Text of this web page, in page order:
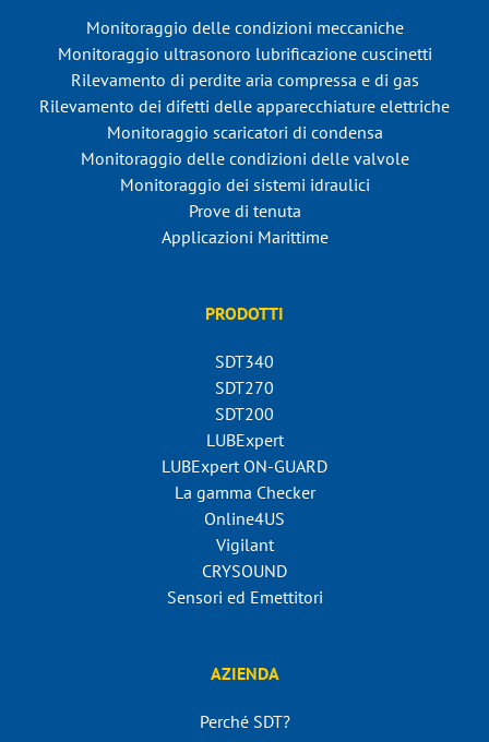
Monitoraggio delle condizioni meccaniche
Monitoraggio ultrasonoro lubrificazione cuscinetti
Rilevamento di perdite aria compressa e di gas
Rilevamento dei difetti delle apparecchiature elettriche
Monitoraggio scaricatori di condensa
Monitoraggio delle condizioni delle valvole
Monitoraggio dei sistemi idraulici
Prove di tenuta
Applicazioni Marittime
PRODOTTI
SDT340
SDT270
SDT200
LUBExpert
LUBExpert ON-GUARD
La gamma Checker
Online4US
Vigilant
CRYSOUND
Sensori ed Emettitori
AZIENDA
Perché SDT?